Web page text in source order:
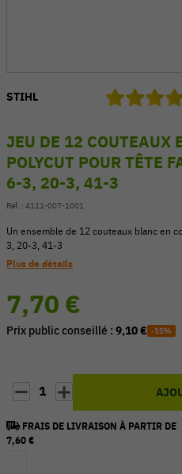
V
STIHL
JEU DE 12 COUTEAUX
POLYCUT POUR TÊTE
6-3, 20-3, 41-3
Réf. : 4111-007-1001
Un ensemble de 12 couteaux blanc en
3, 20-3, 41-3
Plus de détails
7,70 €
Prix public conseillé : 9,10 € -15%
1
FRAIS DE LIVRAISON À PARTIR DE
7,60 €